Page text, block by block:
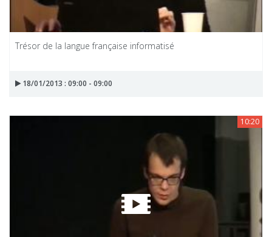
Trésor de la langue française informatisé
18/01/2013 : 09:00 - 09:00
10:20